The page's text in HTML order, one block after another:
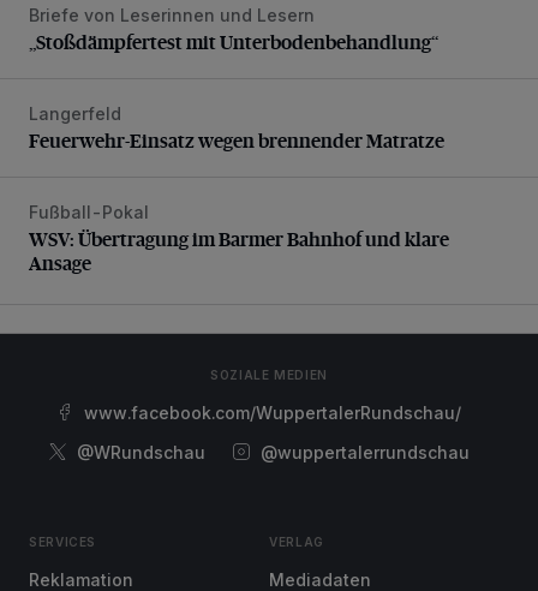
„Stoßdämpfertest mit Unterbodenbehandlung“
Briefe von Leserinnen und Lesern
„Stoßdämpfertest mit Unterbodenbehandlung“
Feuerwehr-Einsatz wegen brennender Matratze
Langerfeld
Feuerwehr-Einsatz wegen brennender Matratze
WSV: Übertragung im Barmer Bahnhof und klare Ansage
Fußball-Pokal
WSV: Übertragung im Barmer Bahnhof und klare
Ansage
SOZIALE MEDIEN
www.facebook.com/WuppertalerRundschau/
@WRundschau
@wuppertalerrundschau
SERVICES
Reklamation
VERLAG
Mediadaten